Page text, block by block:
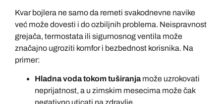
Kvar bojlera ne samo da remeti svakodnevne navike
već može dovesti i do ozbiljnih problema. Neispravnost
grejača, termostata ili sigurnosnog ventila može
značajno ugroziti komfor i bezbednost korisnika. Na
primer:
Hladna voda tokom tuširanjamože uzrokovati
neprijatnost, a u zimskim mesecima može čak